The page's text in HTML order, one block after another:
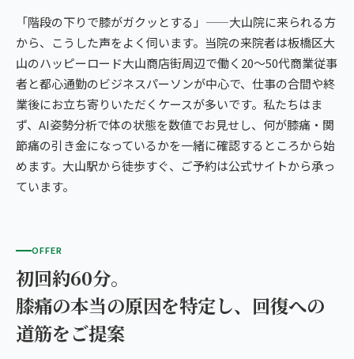
「階段の下りで膝がガクッとする」——大山院に来られる方
から、こうした声をよく伺います。当院の来院者は板橋区大
山のハッピーロード大山商店街周辺で働く20〜50代商業従事
者と都心通勤のビジネスパーソンが中心で、仕事の合間や終
業後にお立ち寄りいただくケースが多いです。私たちはま
ず、AI姿勢分析で体の状態を数値でお見せし、何が膝痛・関
節痛の引き金になっているかを一緒に確認するところから始
めます。大山駅から徒歩すぐ、ご予約は公式サイトから承っ
ています。
OFFER
初回約60分。
膝痛の本当の原因を特定し、回復への
道筋をご提案